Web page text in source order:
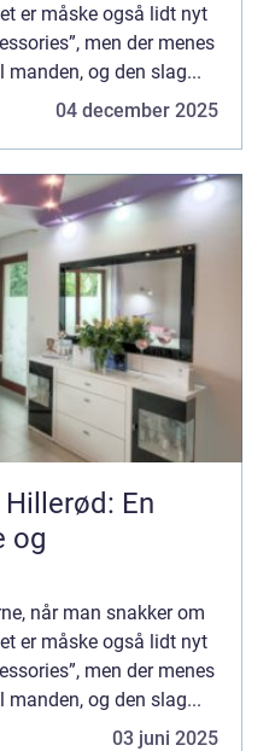
er måske også lidt nyt
men der menes
manden, og den slag...
04 december 2025
En
og
når man snakker om
er måske også lidt nyt
men der menes
manden, og den slag...
03 juni 2025